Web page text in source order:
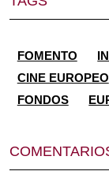
FOMENTO
CINE EUROPEO
FONDOS